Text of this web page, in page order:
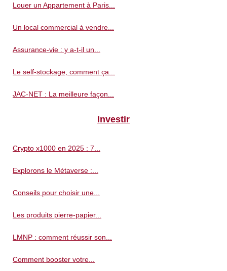
Louer un Appartement à Paris...
Un local commercial à vendre...
Assurance-vie : y a-t-il un...
Le self-stockage, comment ça...
JAC-NET : La meilleure façon...
Investir
Crypto x1000 en 2025 : 7...
Explorons le Métaverse :...
Conseils pour choisir une...
Les produits pierre-papier...
LMNP : comment réussir son...
Comment booster votre...